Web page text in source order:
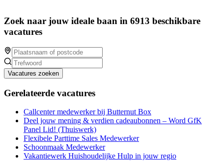
Zoek naar jouw ideale baan in 6913 beschikbare
vacatures
Vacatures zoeken
Gerelateerde vacatures
Callcenter medewerker bij Butternut Box
Deel jouw mening & verdien cadeaubonnen – Word GfK
Panel Lid! (Thuiswerk)
Flexibele Parttime Sales Medewerker
Schoonmaak Medewerker
Vakantiewerk Huishoudelijke Hulp in jouw regio